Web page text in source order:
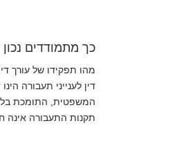
כך מתמודדים
מהו תפקידו של עורך
דין לענייני תעבורה
המשפטית, התומכת
תקנות התעבורה אינה